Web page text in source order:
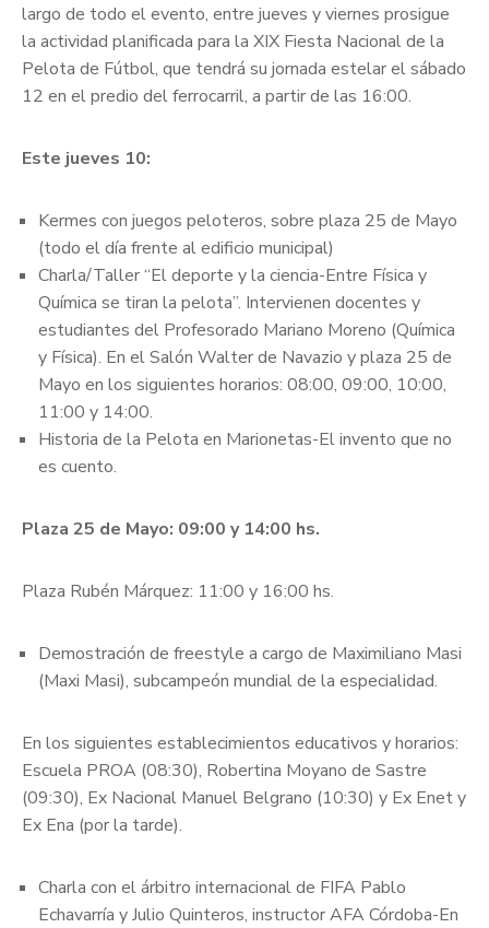
largo de todo el evento, entre jueves y viernes prosigue
la actividad planificada para la XIX Fiesta Nacional de la
Pelota de Fútbol, que tendrá su jornada estelar el sábado
12 en el predio del ferrocarril, a partir de las 16:00.
Este jueves 10:
Kermes con juegos peloteros, sobre plaza 25 de Mayo
(todo el día frente al edificio municipal)
Charla/Taller “El deporte y la ciencia-Entre Física y
Química se tiran la pelota”. Intervienen docentes y
estudiantes del Profesorado Mariano Moreno (Química
y Física). En el Salón Walter de Navazio y plaza 25 de
Mayo en los siguientes horarios: 08:00, 09:00, 10:00,
11:00 y 14:00.
Historia de la Pelota en Marionetas-El invento que no
es cuento.
Plaza 25 de Mayo: 09:00 y 14:00 hs.
Plaza Rubén Márquez: 11:00 y 16:00 hs.
Demostración de freestyle a cargo de Maximiliano Masi
(Maxi Masi), subcampeón mundial de la especialidad.
En los siguientes establecimientos educativos y horarios:
Escuela PROA (08:30), Robertina Moyano de Sastre
(09:30), Ex Nacional Manuel Belgrano (10:30) y Ex Enet y
Ex Ena (por la tarde).
Charla con el árbitro internacional de FIFA Pablo
Echavarría y Julio Quinteros, instructor AFA Córdoba-En